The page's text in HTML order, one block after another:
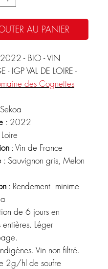
AU PANIER
- BIO - VIN
- IGP VAL DE LOIRE -
des Cognettes
: 2022
Loire
: Vin de France
: Sauvignon gris, Melon
: Rendement minime
de 6 jours en
Léger
Vin non filtré.
2g/hl de soufre